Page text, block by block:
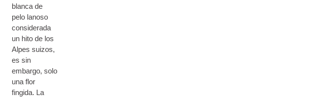
blanca de
pelo lanoso
considerada
un hito de los
Alpes suizos,
es sin
embargo, solo
una flor
fingida. La